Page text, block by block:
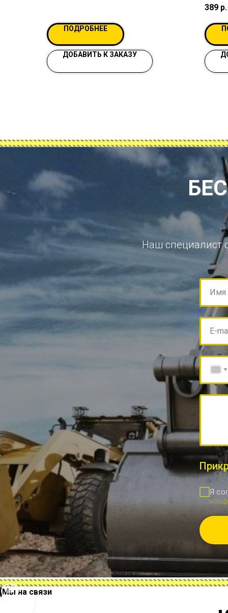
ПОДРОБНЕЕ
ДОБАВИТЬ К ЗАКАЗУ
389 р.
Наш специалист
Имя
E-
Я
Мы на связи